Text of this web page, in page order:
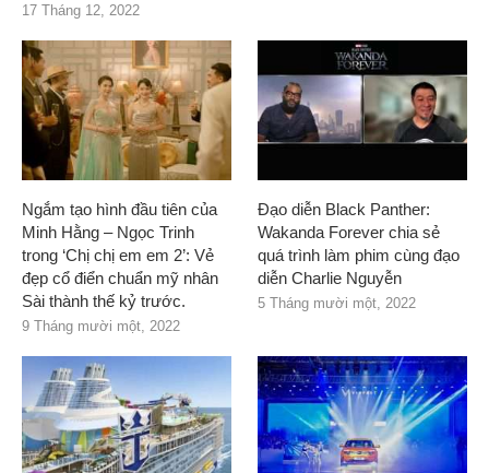
17 Tháng 12, 2022
Ngắm tạo hình đầu tiên của
Minh Hằng – Ngọc Trinh
trong ‘Chị chị em em 2’: Vẻ
đẹp cổ điển chuẩn mỹ nhân
Sài thành thế kỷ trước.
9 Tháng mười một, 2022
Đạo diễn Black Panther:
Wakanda Forever chia sẻ
quá trình làm phim cùng đạo
diễn Charlie Nguyễn
5 Tháng mười một, 2022